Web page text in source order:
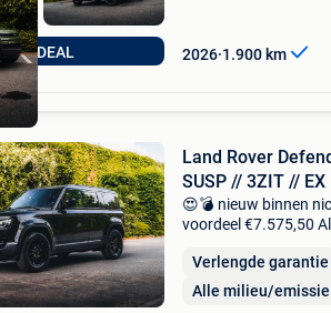
TOPDEAL 2026 1.900km
Land Rover
SUSP // 3ZIT // EX
😍💣 nieuw binnen
voordeel €7.575,50
model als nieuw 💣
Verlengde garantie
Alle milieu/emissie